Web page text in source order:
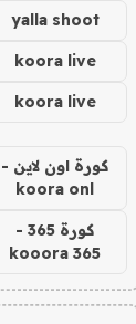
yalla shoot
koora live
koora live
كورة اون لاين -
koora onl
كورة 365 -
kooora 365